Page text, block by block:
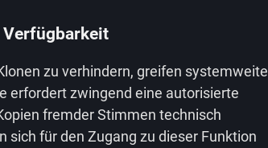
zu verhindern, greifen systemweite
erfordert zwingend eine autorisierte
fremder Stimmen technisch
sich für den Zugang zu dieser Funktion